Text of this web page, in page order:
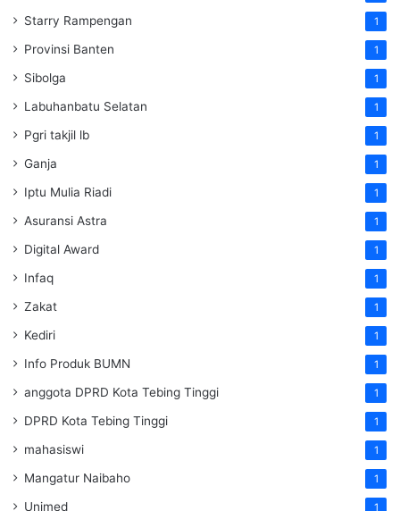
Starry Rampengan 1
Provinsi Banten 1
Sibolga 1
Labuhanbatu Selatan 1
Pgri takjil lb 1
Ganja 1
Iptu Mulia Riadi 1
Asuransi Astra 1
Digital Award 1
Infaq 1
Zakat 1
Kediri 1
Info Produk BUMN 1
anggota DPRD Kota Tebing Tinggi 1
DPRD Kota Tebing Tinggi 1
mahasiswi 1
Mangatur Naibaho 1
Unimed 1